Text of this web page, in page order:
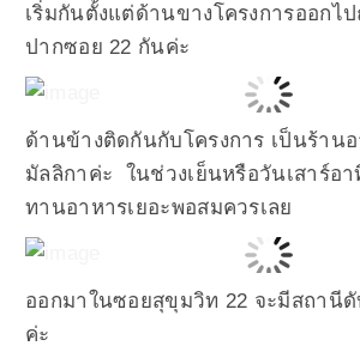
เริ่มกันตั้งแต่ด้านขางโครงการออกไ
ปากซอย 22 กันค่ะ
ด้านข้างติดกันกับโครงการ เป็นร้านอ
มัลลิกาค่ะ ในช่วงเย็นหรือวันเสาร์อ
ทานอาหารเยอะพอสมควรเลย
ออกมาในซอยสุขุมวิท 22 จะมีสถานีดั
ค่ะ